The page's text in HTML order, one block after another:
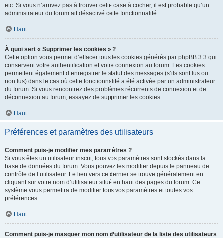
etc. Si vous n’arrivez pas à trouver cette case à cocher, il est probable qu’un
administrateur du forum ait désactivé cette fonctionnalité.
Haut
À quoi sert « Supprimer les cookies » ?
Cette option vous permet d’effacer tous les cookies générés par phpBB 3.3 qui
conservent votre authentification et votre connexion au forum. Les cookies
permettent également d’enregistrer le statut des messages (s’ils sont lus ou
non lus) dans le cas où cette fonctionnalité a été activée par un administrateur
du forum. Si vous rencontrez des problèmes récurrents de connexion et de
déconnexion au forum, essayez de supprimer les cookies.
Haut
Préférences et paramètres des utilisateurs
Comment puis-je modifier mes paramètres ?
Si vous êtes un utilisateur inscrit, tous vos paramètres sont stockés dans la
base de données du forum. Vous pouvez les modifier depuis le panneau de
contrôle de l’utilisateur. Le lien vers ce dernier se trouve généralement en
cliquant sur votre nom d’utilisateur situé en haut des pages du forum. Ce
système vous permettra de modifier tous vos paramètres et toutes vos
préférences.
Haut
Comment puis-je masquer mon nom d’utilisateur de la liste des utilisateurs